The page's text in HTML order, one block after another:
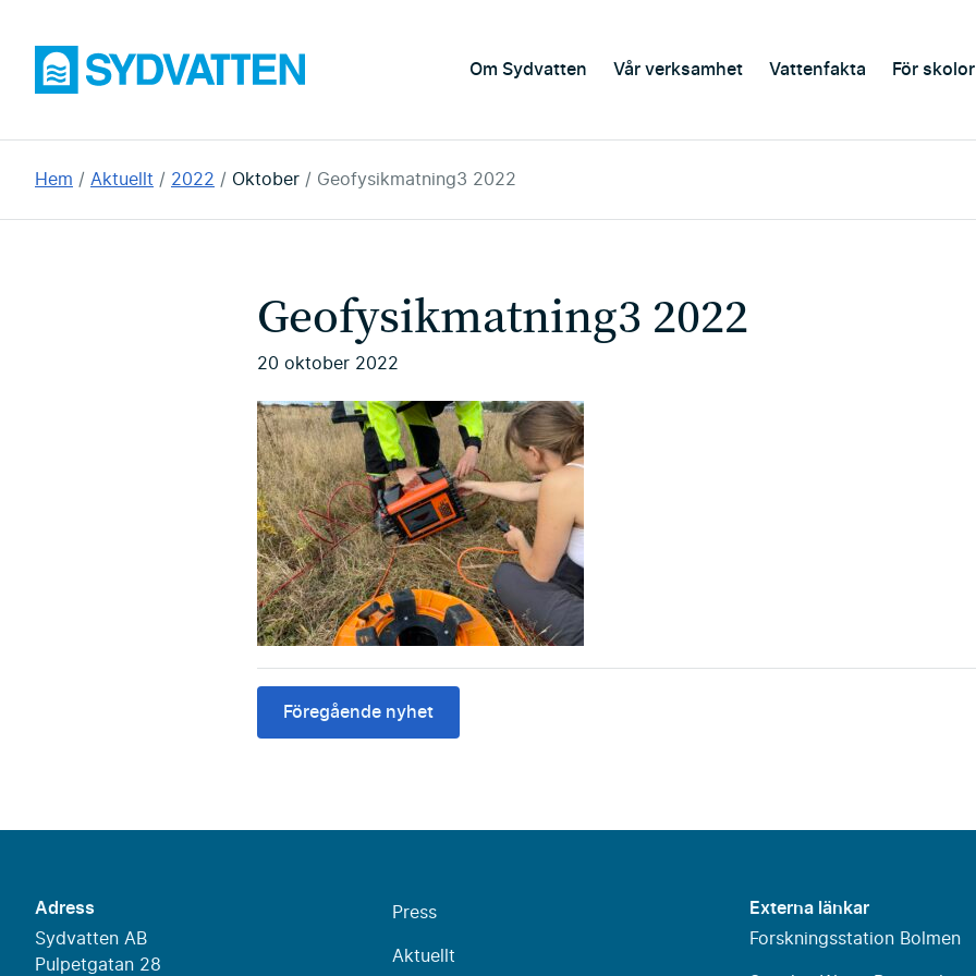
huvudinnehållet
Sydvatten Om Sydvatten Vår verksamhet Vattenfakta För skolor
Du
Hem Aktuellt 2022 Oktober Geofysikmatning3 2022
Geofysikmatning3 2022
20 oktober 2022
Föregående nyhet
Adress
Sydvatten AB
Pulpetgatan 28
Press
Aktuellt
Externa länkar
Forskningsstation Bolmen